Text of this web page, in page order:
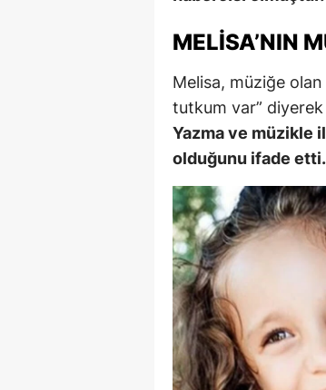
MELISA’NIN
Melisa, müziğe
tutkum var” diyerek
Yazma ve müzikle
olduğunu ifade etti.